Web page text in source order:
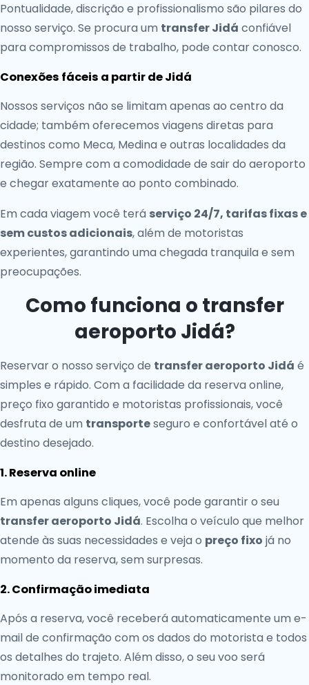
Pontualidade, discrição e profissionalismo são pilares do
nosso serviço. Se procura um transfer Jidá confiável
para compromissos de trabalho, pode contar conosco.
Conexões fáceis a partir de Jidá
Nossos serviços não se limitam apenas ao centro da
cidade; também oferecemos viagens diretas para
destinos como Meca, Medina e outras localidades da
região. Sempre com a comodidade de sair do aeroporto
e chegar exatamente ao ponto combinado.
Em cada viagem você terá serviço 24/7, tarifas fixas e
sem custos adicionais, além de motoristas
experientes, garantindo uma chegada tranquila e sem
preocupações.
Como funciona o transfer
aeroporto Jidá?
Reservar o nosso serviço de transfer aeroporto Jidá é
simples e rápido. Com a facilidade da reserva online,
preço fixo garantido e motoristas profissionais, você
desfruta de um transporteseguro e confortável até o
destino desejado.
1. Reserva online
Em apenas alguns cliques, você pode garantir o seu
transfer aeroporto Jidá. Escolha o veículo que melhor
atende às suas necessidades e veja o preço fixo já no
momento da reserva, sem surpresas.
2. Confirmação imediata
Após a reserva, você receberá automaticamente um e-
mail de confirmação com os dados do motorista e todos
os detalhes do trajeto. Além disso, o seu voo será
monitorado em tempo real.